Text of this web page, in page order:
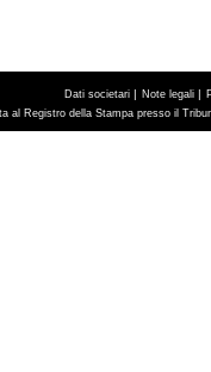
Dati societari | Note legali |
al Registro della Stampa presso il